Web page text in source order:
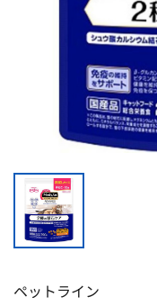
ペットライン